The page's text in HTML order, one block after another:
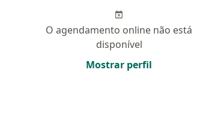
O agendamento online não está
disponível
Mostrar perfil